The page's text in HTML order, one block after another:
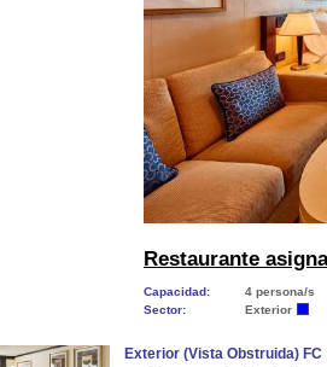
Restaurante
Capacidad:
4 persona/s
Sector:
Exterior
Exterior (Vista Obstruida) FC